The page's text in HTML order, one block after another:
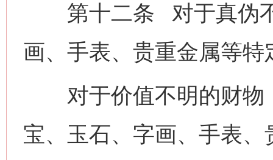
第十二条 对于真伪不
画、手表、贵重金属等
对于价值不明的财物
宝、玉石、字画、手表